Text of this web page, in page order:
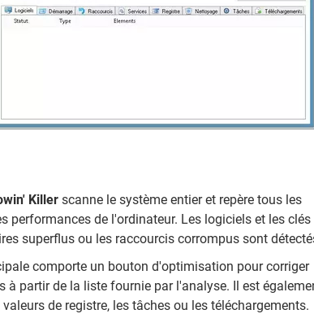
Killer scanne le système entier et repère tous les
de l'ordinateur. Les logiciels et les clés
superflus ou les raccourcis corrompus sont
comporte un bouton d'optimisation pour corriger
partir de la liste fournie par l'analyse. Il est
de registre, les tâches ou les téléchargements.